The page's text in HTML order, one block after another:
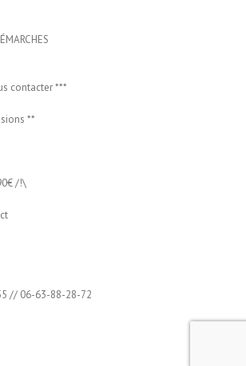
contacter ***
**
/!\
// 06-63-88-28-72